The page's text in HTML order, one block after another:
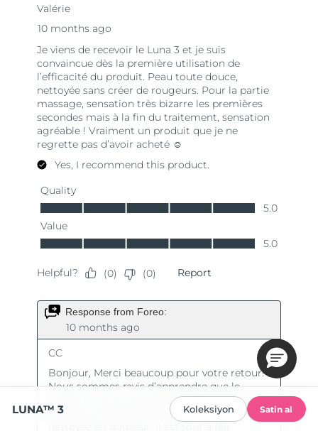
LUNA™ 3 Koleksiyon Satin al